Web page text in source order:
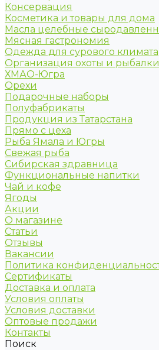
Консервация
Косметика и товары для дома
Масла целебные
Мясная гастрономия
Одежда для сурового климата
Организация охоты и
ХМАО-Югра
Орехи
Подарочные наборы
Полуфабрикаты
Продукция из Татарстана
Прямо с цеха
Рыба Ямала и Югры
Свежая рыба
Сибирская здравница
Функциональные напитки
Чай и кофе
Ягоды
Акции
О магазине
Статьи
Отзывы
Вакансии
Политика
Сертификаты
Доставка и оплата
Условия оплаты
Условия доставки
Оптовые продажи
Контакты
Поиск